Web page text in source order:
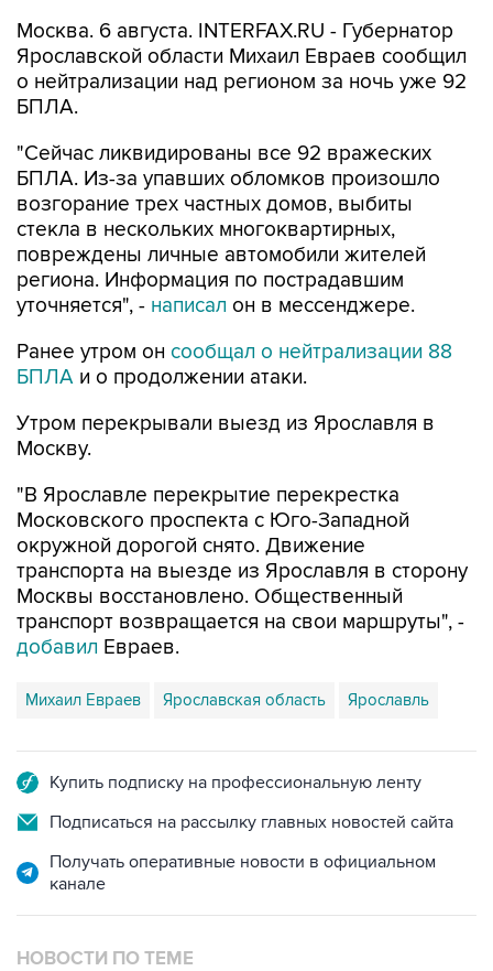
Москва. 6 августа. INTERFAX.RU - Губернатор
Ярославской области Михаил Евраев сообщил
о нейтрализации над регионом за ночь уже 92
БПЛА.
"Сейчас ликвидированы все 92 вражеских
БПЛА. Из-за упавших обломков произошло
возгорание трех частных домов, выбиты
стекла в нескольких многоквартирных,
повреждены личные автомобили жителей
региона. Информация по пострадавшим
уточняется", - написал он в мессенджере.
Ранее утром он сообщал о нейтрализации 88
БПЛА и о продолжении атаки.
Утром перекрывали выезд из Ярославля в
Москву.
"В Ярославле перекрытие перекрестка
Московского проспекта с Юго-Западной
окружной дорогой снято. Движение
транспорта на выезде из Ярославля в сторону
Москвы восстановлено. Общественный
транспорт возвращается на свои маршруты", -
добавил Евраев.
Михаил Евраев Ярославская область Ярославль
Купить подписку на профессиональную ленту
Подписаться на рассылку главных новостей сайта
Получать оперативные новости в официальном
канале
НОВОСТИ ПО ТЕМЕ